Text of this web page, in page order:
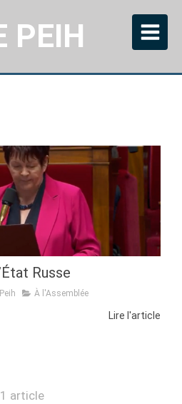
PEIH
Russe
À l'Assemblée
Lire l'article
1 article